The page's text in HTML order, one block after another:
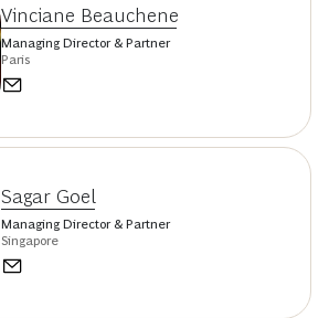
Vinciane Beauchene
Managing Director & Partner
Paris
Sagar Goel
Managing Director & Partner
Singapore